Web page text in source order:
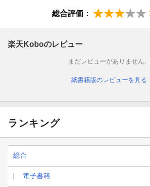
総合評価：
楽天Koboのレビュー
まだレビューがありません。
紙書籍版のレビューを見る
ランキング
総合
電子書籍